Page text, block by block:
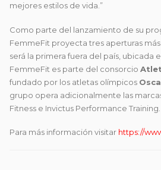
mejores estilos de vida.”
Como parte del lanzamiento de su
FemmeFit proyecta tres aperturas más
será la primera fuera del país, ubicada
FemmeFit es parte del consorcio
fundado por los atletas olímpicos
grupo opera adicionalmente las
Fitness e Invictus Performance Training.
Para más información visitar https://